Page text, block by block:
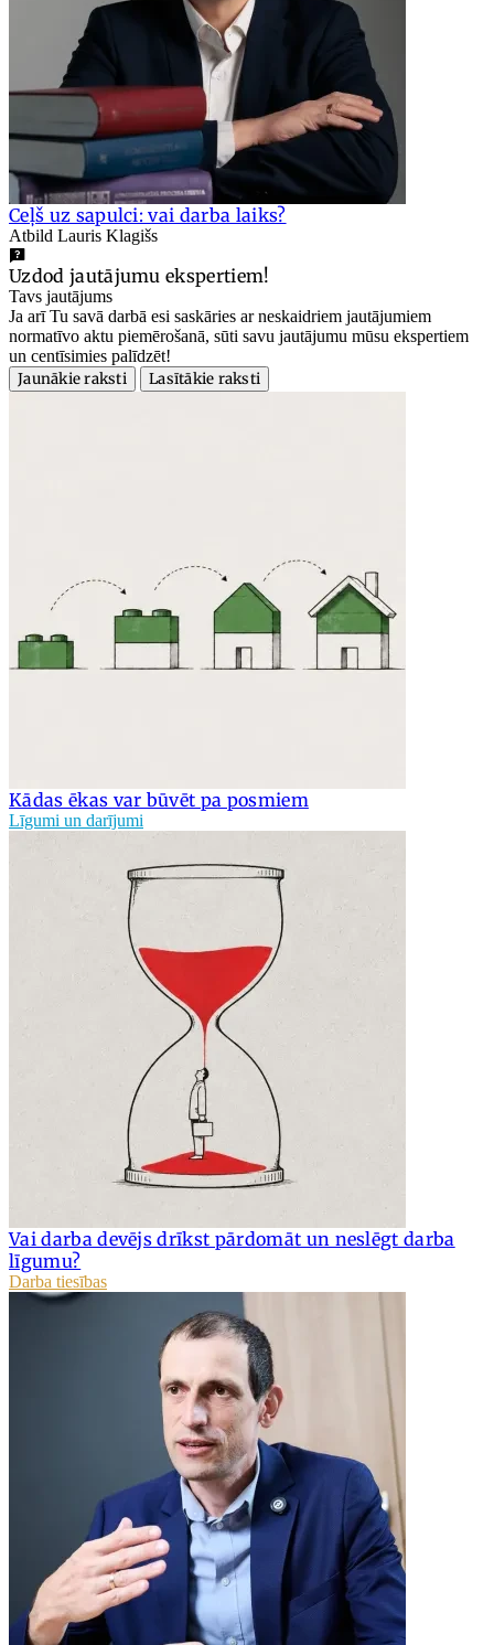
Ceļš uz sapulci: vai darba laiks?
Atbild Lauris Klagišs
Uzdod jautājumu ekspertiem!
Tavs jautājums
Ja arī Tu savā darbā esi saskāries ar neskaidriem jautājumiem
normatīvo aktu piemērošanā, sūti savu jautājumu mūsu ekspertiem
un centīsimies palīdzēt!
Jaunākie raksti
Lasītākie raksti
Kādas ēkas var būvēt pa posmiem
Līgumi un darījumi
Vai darba devējs drīkst pārdomāt un neslēgt darba
līgumu?
Darba tiesības